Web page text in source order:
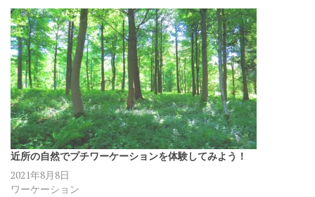
近所の自然でプチワーケーションを体験してみよう！
2021年8月8日
ワーケーション